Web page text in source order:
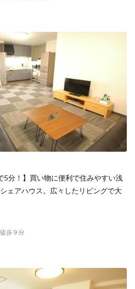
5分！】買い物に便利で住みやすい浅
ェアハウス。広々したリビングで大
歩９分